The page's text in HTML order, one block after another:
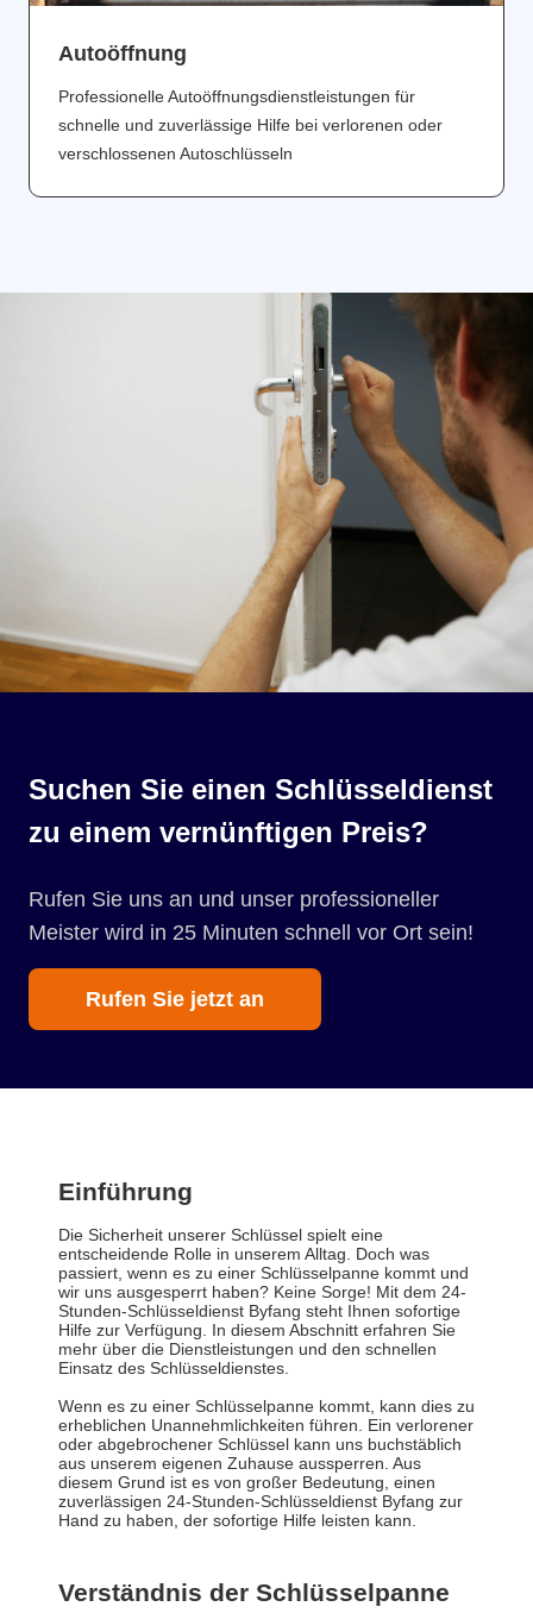
Аutoöffnung
Professionelle Autoöffnungsdienstleistungen für
schnelle und zuverlässige Hilfe bei verlorenen oder
verschlossenen Autoschlüsseln
Suchen Sie einen Schlüsseldienst
zu einem vernünftigen Preis?
Rufen Sie uns an und unser professioneller
Meister wird in 25 Minuten schnell vor Ort sein!
Rufen Sie jetzt an
Einführung
Die Sicherheit unserer Schlüssel spielt eine
entscheidende Rolle in unserem Alltag. Doch was
passiert, wenn es zu einer Schlüsselpanne kommt und
wir uns ausgesperrt haben? Keine Sorge! Mit dem 24-
Stunden-Schlüsseldienst Byfang steht Ihnen sofortige
Hilfe zur Verfügung. In diesem Abschnitt erfahren Sie
mehr über die Dienstleistungen und den schnellen
Einsatz des Schlüsseldienstes.
Wenn es zu einer Schlüsselpanne kommt, kann dies zu
erheblichen Unannehmlichkeiten führen. Ein verlorener
oder abgebrochener Schlüssel kann uns buchstäblich
aus unserem eigenen Zuhause aussperren. Aus
diesem Grund ist es von großer Bedeutung, einen
zuverlässigen 24-Stunden-Schlüsseldienst Byfang zur
Hand zu haben, der sofortige Hilfe leisten kann.
Verständnis der Schlüsselpanne